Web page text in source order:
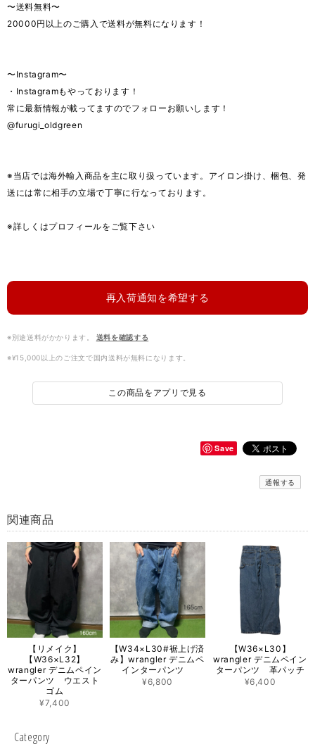
〜送料無料〜
20000円以上のご購入で送料が無料になります！
〜Instagram〜
・Instagramもやっております！
常に最新情報が載ってますのでフォローお願いします！
@furugi_oldgreen
※当店では海外輸入商品を主に取り扱っています。アイロン掛け、梱包、発
送には常に相手の立場で丁寧に行なっております。
※詳しくはプロフィールをご覧下さい
再入荷通知を希望する
※別途送料がかかります。 送料を確認する
※¥15,000以上のご注文で国内送料が無料になります。
この商品をアプリで見る
Save
通報する
関連商品
【リメイク】
【W36×L32】
wrangler デニムペイン
ターパンツ ウエスト
ゴム
¥7,400
【W34×L30#裾上げ済
み】wrangler デニムペ
インターパンツ
¥6,800
【W36×L30】
wrangler デニムペイン
ターパンツ 革パッチ
¥6,400
Category